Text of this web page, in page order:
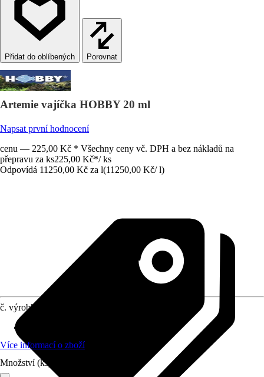
Porovnat
Artemie vajíčka HOBBY 20 ml
Napsat první hodnocení
cenu — 225,00 Kč * Všechny ceny vč. DPH a bez nákladů na
přepravu za ks225,00 Kč*/ ks
Odpovídá 11250,00 Kč za l(11250,00 Kč/ l)
č. výrobku
Více informací o zboží
Množství (ks)